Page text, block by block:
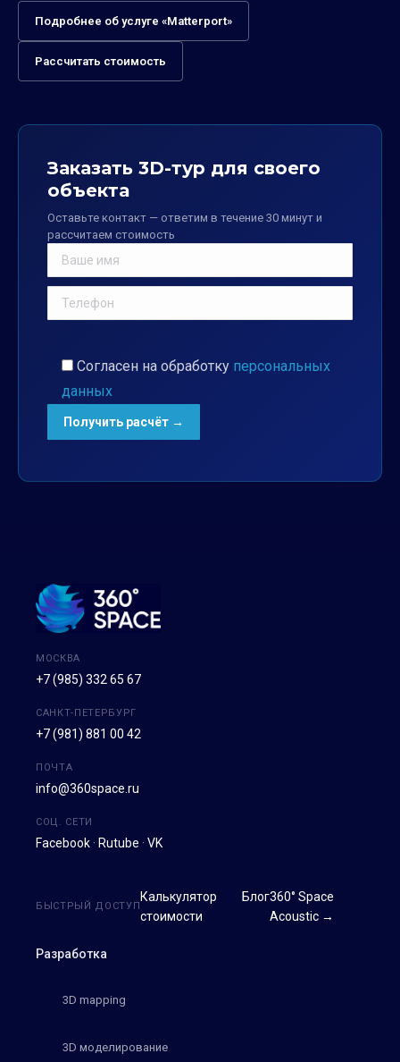
Подробнее об услуге «Matterport»
Рассчитать стоимость
Заказать 3D-тур для своего
объекта
Оставьте контакт — ответим в течение 30 минут и
рассчитаем стоимость
Согласен на обработку персональных
данных
МОСКВА
+7 (985) 332 65 67
САНКТ-ПЕТЕРБУРГ
+7 (981) 881 00 42
ПОЧТА
info@360space.ru
СОЦ. СЕТИ
Facebook · Rutube · VK
Разработка
3D mapping
3D моделирование
БЫСТРЫЙ ДОСТУП
Калькулятор
стоимости
Блог360° Space
Acoustic →